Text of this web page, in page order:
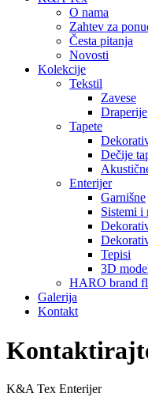
O nama
Zahtev za
Česta pitanja
Novosti
Kolekcije
Tekstil
Zavese
Draperije
Tapete
Dečije
Enterijer
Garnišne
Sistemi i
Tepisi
3D
HARO brand
Galerija
Kontakt
K&A Tex Enterijer